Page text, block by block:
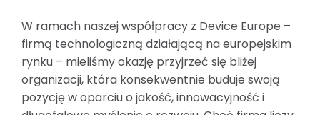
W ramach naszej współpracy z Device Europe –
firmą technologiczną działającą na europejskim
rynku – mieliśmy okazję przyjrzeć się bliżej
organizacji, która konsekwentnie buduje swoją
pozycję w oparciu o jakość, innowacyjność i